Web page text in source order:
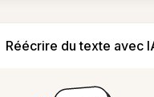
Réécrire du texte avec